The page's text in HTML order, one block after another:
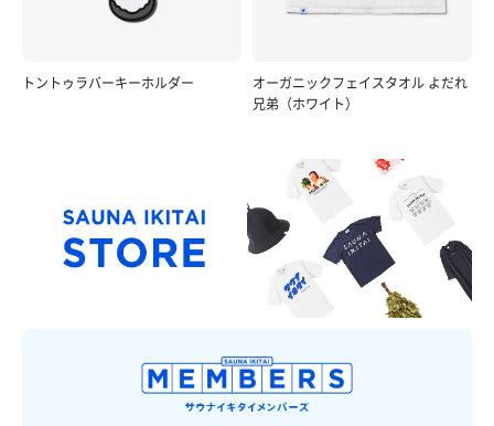
トントゥラバーキーホルダー
オーガニックフェイスタオル よだれ
兄弟（ホワイト）